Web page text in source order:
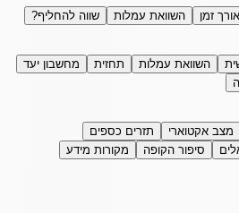
זמן השוואת עמלות שווה להחליף?
השוואת עמלות תחזית
מחשבון יעד
מצב אקטוארי
תזרים כספים
סיפור הקופה מקורות מידע